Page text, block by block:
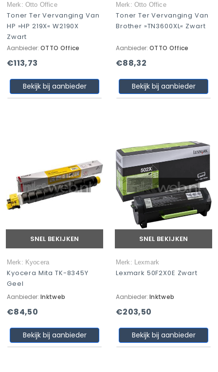
Merk: Otto Office
Toner Ter Vervanging Van
HP »HP 219X« W2190X
Zwart
Aanbieder: OTTO Office
€113,73
Bekijk bij aanbieder
Merk: Otto Office
Toner Ter Vervanging Van
Brother »TN3600XL« Zwart
Aanbieder: OTTO Office
€88,32
Bekijk bij aanbieder
SNEL BEKIJKEN
Merk: Kyocera
Kyocera Mita TK-8345Y
Geel
Aanbieder: Inktweb
€84,50
Bekijk bij aanbieder
SNEL BEKIJKEN
Merk: Lexmark
Lexmark 50F2X0E Zwart
Aanbieder: Inktweb
€203,50
Bekijk bij aanbieder